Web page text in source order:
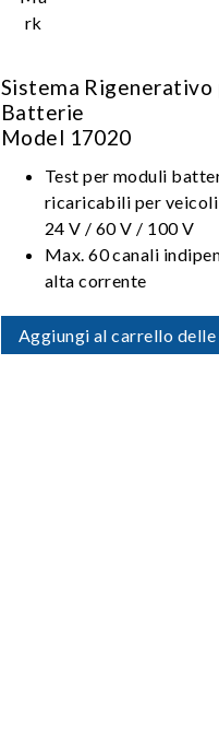
Sistema Rigenerativo
Batterie
Model 17020
Test per moduli
ricaricabili per
24 V / 60 V / 100 V
Max. 60 canali
alta corrente
Aggiungi al carrello